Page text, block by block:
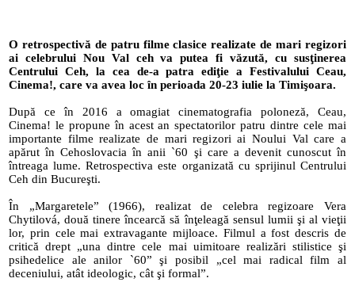
O retrospectivă de patru filme clasice realizate de mari regizori
ai celebrului Nou Val ceh va putea fi văzută, cu susţinerea
Centrului Ceh, la cea de-a patra ediţie a Festivalului Ceau,
Cinema!, care va avea loc în perioada 20-23 iulie la Timişoara.
După ce în 2016 a omagiat cinematografia poloneză, Ceau,
Cinema! le propune în acest an spectatorilor patru dintre cele mai
importante filme realizate de mari regizori ai Noului Val care a
apărut în Cehoslovacia în anii `60 şi care a devenit cunoscut în
întreaga lume. Retrospectiva este organizată cu sprijinul Centrului
Ceh din Bucureşti.
În „Margaretele” (1966), realizat de celebra regizoare Vera
Chytilová, două tinere încearcă să înţeleagă sensul lumii şi al vieţii
lor, prin cele mai extravagante mijloace. Filmul a fost descris de
critică drept „una dintre cele mai uimitoare realizări stilistice şi
psihedelice ale anilor `60” şi posibil „cel mai radical film al
deceniului, atât ideologic, cât şi formal”.